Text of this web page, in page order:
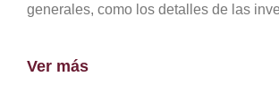
generales, como los detalles de las
Ver más